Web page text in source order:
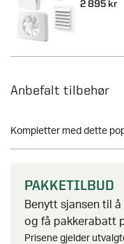
Anbefalt tilbehør
Kompletter med dette
2 895 kr
PAKKETILBUD
Benytt sjansen til
og få pakkerabatt
Prisene gjelder